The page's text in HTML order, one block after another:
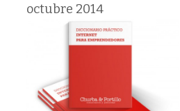
octubre 2014